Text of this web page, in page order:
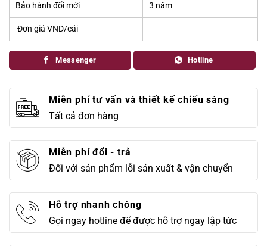
Bảo hành đổi mới 3 năm
Đơn giá VND/cái
Messenger Hotline
Miễn phí tư vấn và thiết kế chiếu sáng
Tất cả đơn hàng
Miễn phí đổi - trả
Đối với sản phẩm lỗi sản xuất & vận chuyển
Hỗ trợ nhanh chóng
Gọi ngay hotline để được hỗ trợ ngay lập tức